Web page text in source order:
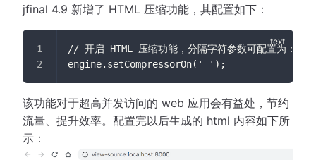
jfinal 4.9 新增了 HTML 压缩功能，其配置如下：
// 开启 HTML 压缩功能，分隔字符参数可配置为
engine.setCompressorOn(' ');
该功能对于超高并发访问的 web 应用会有益处，节约
流量、提升效率。配置完以后生成的 html 内容如下所
示：